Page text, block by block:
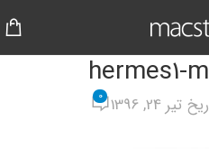
hermes1-
24, 1396
0